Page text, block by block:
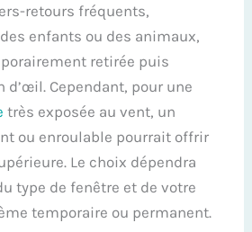
retours fréquents,
enfants ou des animaux,
retirée puis
d’œil. Cependant, pour une
très exposée au vent, un
ou enroulable pourrait offrir
Le choix dépendra
type de fenêtre et de votre
temporaire ou permanent.